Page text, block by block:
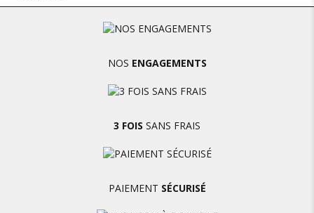
NOS ENGAGEMENTS
3 FOIS SANS FRAIS
PAIEMENT SÉCURISÉ